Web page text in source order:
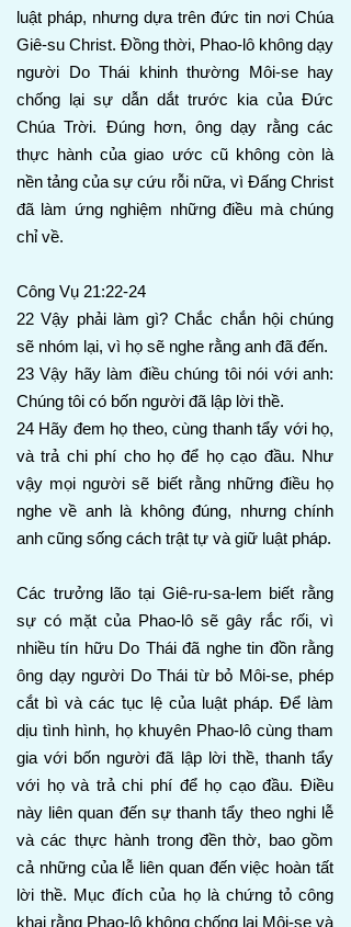
luật pháp, nhưng dựa trên đức tin nơi Chúa
Giê-su Christ. Đồng thời, Phao-lô không dạy
người Do Thái khinh thường Môi-se hay
chống lại sự dẫn dắt trước kia của Đức
Chúa Trời. Đúng hơn, ông dạy rằng các
thực hành của giao ước cũ không còn là
nền tảng của sự cứu rỗi nữa, vì Đấng Christ
đã làm ứng nghiệm những điều mà chúng
chỉ về.
Công Vụ 21:22-24
22 Vậy phải làm gì? Chắc chắn hội chúng
sẽ nhóm lại, vì họ sẽ nghe rằng anh đã đến.
23 Vậy hãy làm điều chúng tôi nói với anh:
Chúng tôi có bốn người đã lập lời thề.
24 Hãy đem họ theo, cùng thanh tẩy với họ,
và trả chi phí cho họ để họ cạo đầu. Như
vậy mọi người sẽ biết rằng những điều họ
nghe về anh là không đúng, nhưng chính
anh cũng sống cách trật tự và giữ luật pháp.
Các trưởng lão tại Giê-ru-sa-lem biết rằng
sự có mặt của Phao-lô sẽ gây rắc rối, vì
nhiều tín hữu Do Thái đã nghe tin đồn rằng
ông dạy người Do Thái từ bỏ Môi-se, phép
cắt bì và các tục lệ của luật pháp. Để làm
dịu tình hình, họ khuyên Phao-lô cùng tham
gia với bốn người đã lập lời thề, thanh tẩy
với họ và trả chi phí để họ cạo đầu. Điều
này liên quan đến sự thanh tẩy theo nghi lễ
và các thực hành trong đền thờ, bao gồm
cả những của lễ liên quan đến việc hoàn tất
lời thề. Mục đích của họ là chứng tỏ công
khai rằng Phao-lô không chống lại Môi-se và